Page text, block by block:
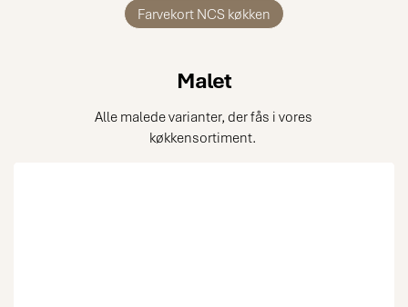
Farvekort NCS køkken
Malet
Alle malede varianter, der fås i vores
køkkensortiment.